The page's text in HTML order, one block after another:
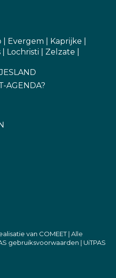
Evergem Kaprijke
Lochristi Zelzate
AGENDA?
van COMEET| Alle
gebruiksvoorwaarden | UiTPAS